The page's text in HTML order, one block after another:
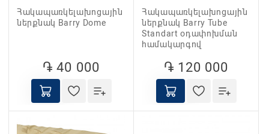
Հակապառկելախոցային
ներքնակ Barry Dome
֏ 40 000
Հակապառկելախոցային
ներքնակ Barry Tube
Standart օդափոխման
համակարգով
֏ 120 000